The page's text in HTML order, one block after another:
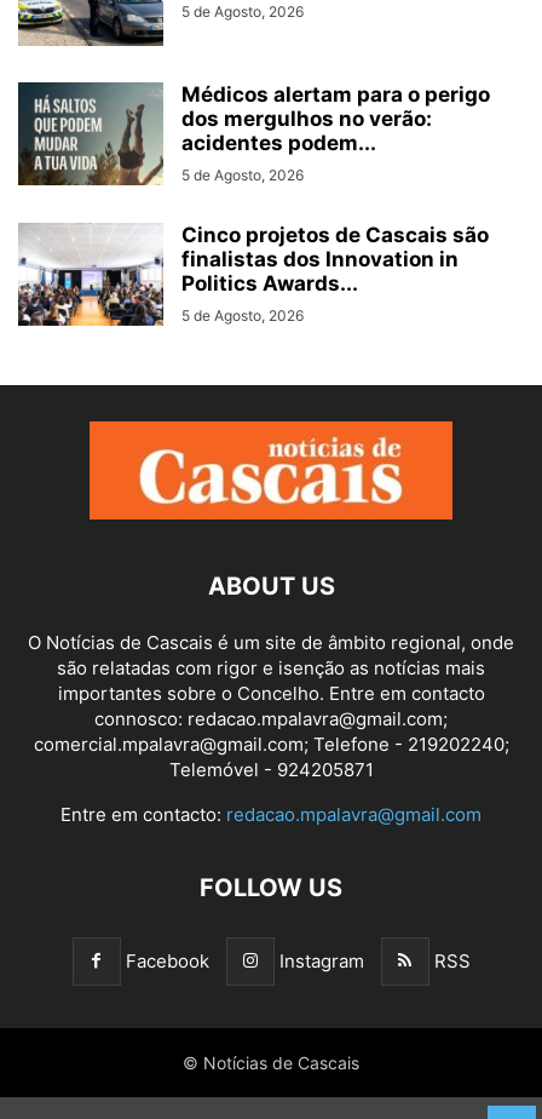
5 de Agosto, 2026
Médicos alertam para o perigo
dos mergulhos no verão:
acidentes podem...
5 de Agosto, 2026
Cinco projetos de Cascais são
finalistas dos Innovation in
Politics Awards...
5 de Agosto, 2026
ABOUT US
O Notícias de Cascais é um site de âmbito regional, onde
são relatadas com rigor e isenção as notícias mais
importantes sobre o Concelho. Entre em contacto
connosco: redacao.mpalavra@gmail.com;
comercial.mpalavra@gmail.com; Telefone - 219202240;
Telemóvel - 924205871
Entre em contacto: redacao.mpalavra@gmail.com
FOLLOW US
Facebook Instagram RSS
© Notícias de Cascais